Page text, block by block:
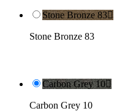
Stone Bronze 83
Stone Bronze 83
Carbon Grey 10
Carbon Grey 10